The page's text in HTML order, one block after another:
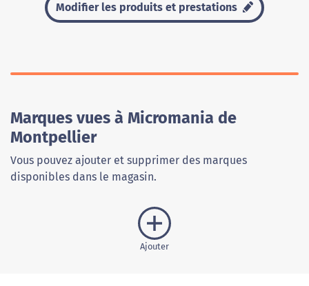
Modifier les produits et prestations
Marques vues à Micromania de
Montpellier
Vous pouvez ajouter et supprimer des marques
disponibles dans le magasin.
Ajouter